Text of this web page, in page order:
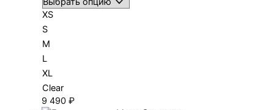
XS
S
M
L
XL
Clear
9 490 ₽